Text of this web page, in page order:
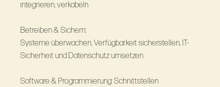
integrieren, verkabeln
Betreiben & Sichern:
Systeme überwachen, Verfügbarkeit sicherstellen, IT-
Sicherheit und Datenschutz umsetzen
Software & Programmierung: Schnittstellen